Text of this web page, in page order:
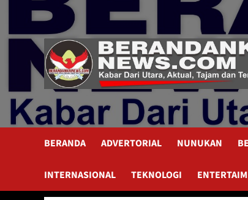
content
BERANDA ADVERTORIAL NUNUKAN
INTERNASIONAL TEKNOLOGI